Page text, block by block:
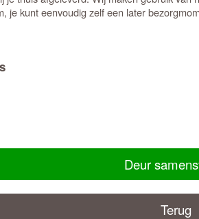
je kunt eenvoudig zelf een later
Deur
Terug